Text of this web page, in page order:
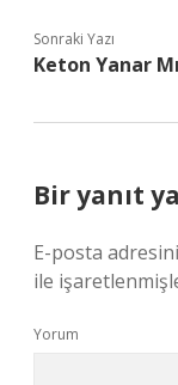
Sonraki Yazı
Keton Yanar Mı
Bir yanıt
E-posta
ile
Yorum